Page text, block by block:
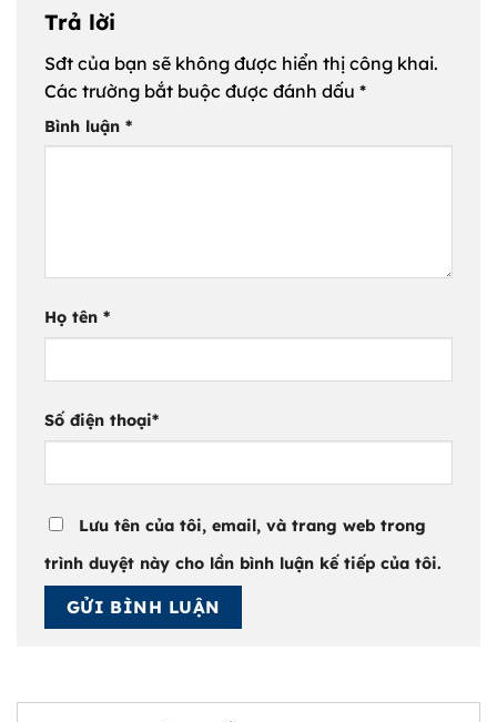
Trả lời
Sđt của bạn sẽ không được hiển thị công khai.
Các trường bắt buộc được đánh dấu *
Bình luận *
Họ tên *
Số điện thoại*
Lưu tên của tôi, email, và trang web trong
trình duyệt này cho lần bình luận kế tiếp của tôi.